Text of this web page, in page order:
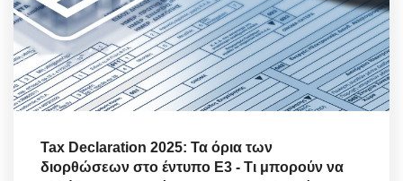
Tax Declaration 2025: Τα όρια των
διορθώσεων στο έντυπο Ε3 - Τι μπορούν να